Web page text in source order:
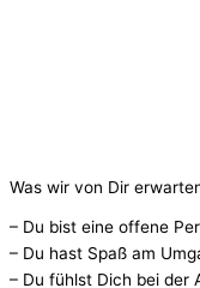
Was wir von Dir
– Du bist eine offene
– Du hast Spaß am
– Du fühlst Dich bei der